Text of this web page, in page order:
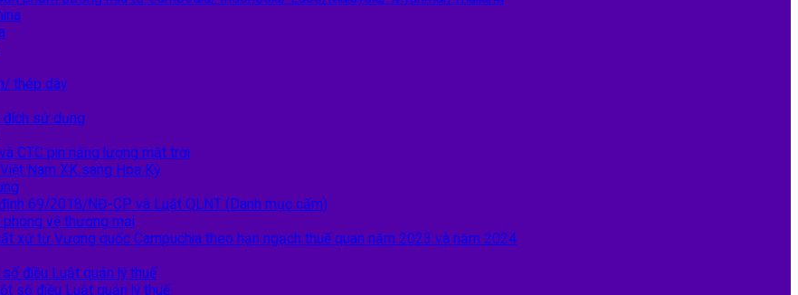
thép dây
đích sử dụng
CTC pin năng lượng mặt trời
Nam XK sang Hoa Kỳ
69/2018/NĐ-CP và Luật QLNT (Danh mục cấm)
vệ thương mại
xứ từ Vương quốc Campuchia theo hạn ngạch thuế quan năm 2023 và năm 2024
điều Luật quản lý thuế
số điều Luật quản lý thuế